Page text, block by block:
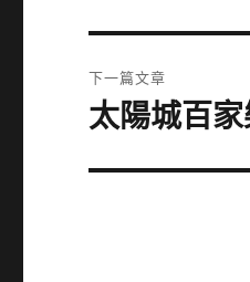
篇
文
章:
下一篇文章
下
篇
太陽城百